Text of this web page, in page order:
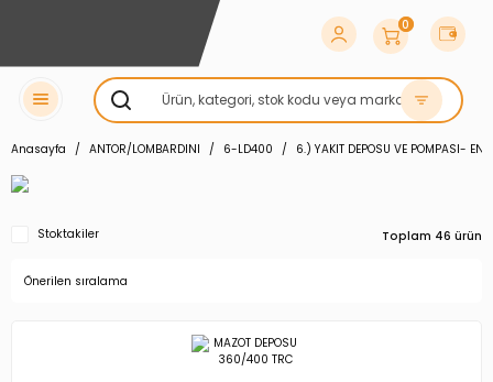
0
Anasayfa ANTOR/LOMBARDINI 6-LD400 6.) YAKIT DEPOSU VE POMPASI-
Stoktakiler Toplam 46 ürün